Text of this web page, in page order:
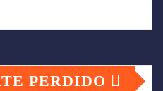
PERDIDO